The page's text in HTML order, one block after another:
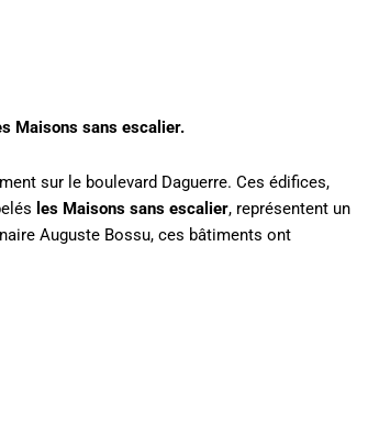
Maisons sans escalier.
sur le boulevard Daguerre. Ces édifices,
les Maisons sans escalier, représentent un
Auguste Bossu, ces bâtiments ont